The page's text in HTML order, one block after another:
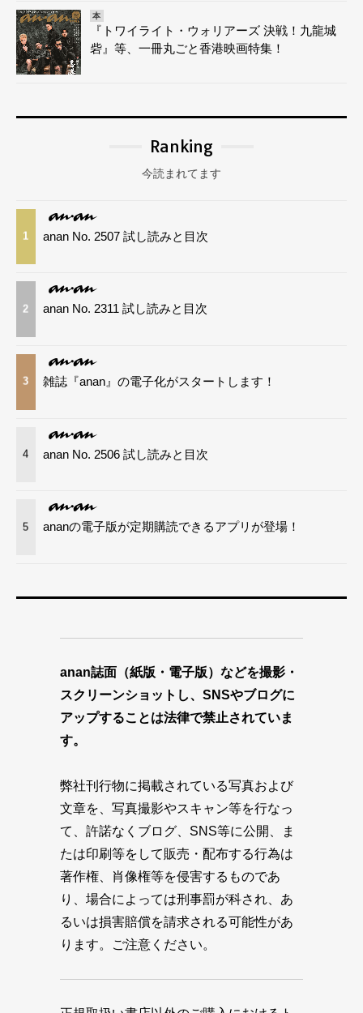
本
『トワイライト・ウォリアーズ 決戦！九龍城
砦』等、一冊丸ごと香港映画特集！
Ranking
今読まれてます
1 anan No. 2507 試し読みと目次
2 anan No. 2311 試し読みと目次
3 雑誌『anan』の電子化がスタートします！
4 anan No. 2506 試し読みと目次
5 ananの電子版が定期購読できるアプリが登場！
anan誌面（紙版・電子版）などを撮影・
スクリーンショットし、SNSやブログに
アップすることは法律で禁止されていま
す。
弊社刊行物に掲載されている写真および
文章を、写真撮影やスキャン等を行なっ
て、許諾なくブログ、SNS等に公開、ま
たは印刷等をして販売・配布する行為は
著作権、肖像権等を侵害するものであ
り、場合によっては刑事罰が科され、あ
るいは損害賠償を請求される可能性があ
ります。ご注意ください。